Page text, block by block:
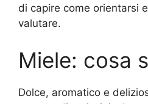
di capire come orientarsi
valutare.
Miele: cosa
Dolce, aromatico e